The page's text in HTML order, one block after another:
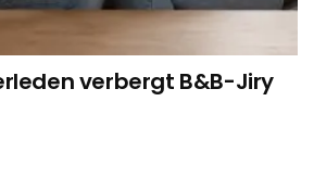
verbergt B&B-Jiry